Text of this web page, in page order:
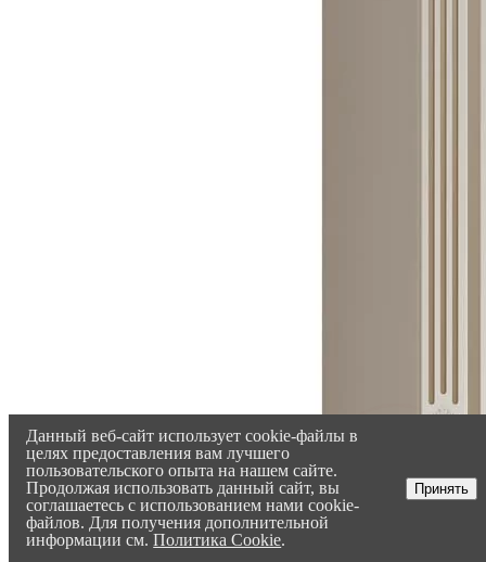
Данный веб-сайт использует cookie-файлы в
целях предоставления вам лучшего
пользовательского опыта на нашем сайте.
Продолжая использовать данный сайт, вы
соглашаетесь с использованием нами cookie-
файлов. Для получения дополнительной
информации см.Политика Cookie.
Принять